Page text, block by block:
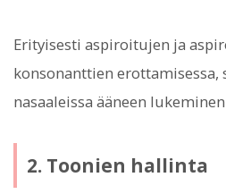
Erityisesti aspiroitujen ja
konsonanttien erottamisessa,
nasaaleissa ääneen
2. Toonien hallinta